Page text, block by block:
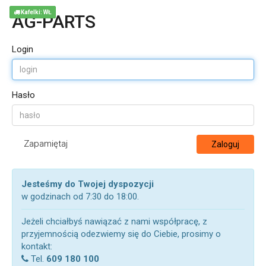
AG-PARTS
Login
Hasło
Zapamiętaj Zaloguj
Jesteśmy do Twojej dyspozycji
w godzinach od 7:30 do 18:00.
Jeżeli chciałbyś nawiązać z nami współpracę, z
przyjemnością odezwiemy się do Ciebie, prosimy o
kontakt:
Tel. 609 180 100
Kafelki: WŁ